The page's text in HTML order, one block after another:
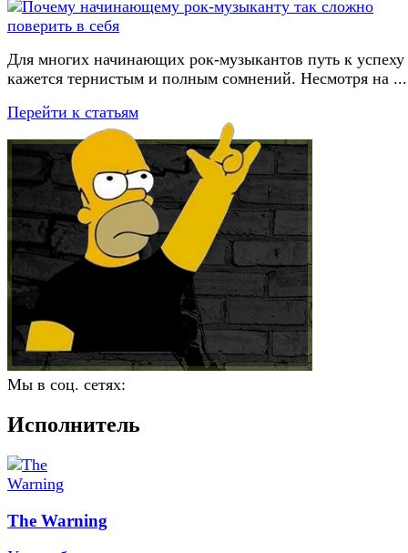
Для многих начинающих рок-музыкантов путь к успеху
кажется тернистым и полным сомнений. Несмотря на ...
Перейти к статьям
Мы в соц. сетях:
Исполнитель
The Warning